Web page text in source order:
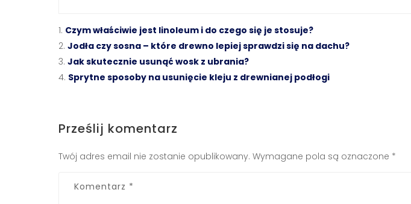
Czym właściwie jest linoleum i do czego się je stosuje?
Jodła czy sosna – które drewno lepiej sprawdzi się na dachu?
Jak skutecznie usunąć wosk z ubrania?
Sprytne sposoby na usunięcie kleju z drewnianej podłogi
Prześlij komentarz
Twój adres email nie zostanie opublikowany. Wymagane pola są oznaczone *